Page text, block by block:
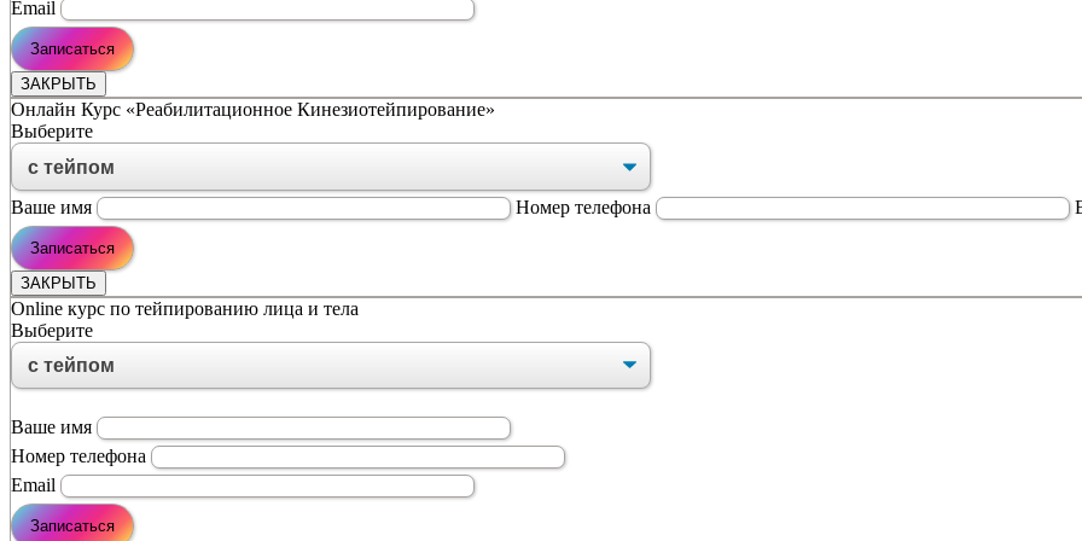
Email
ЗАКРЫТЬ
Онлайн Курс «Реабилитационное Кинезиотейпирование»
Выберите
Ваше имя Номер телефона
ЗАКРЫТЬ
Online курс по тейпированию лица и тела
Выберите
Ваше имя
Номер телефона
Email